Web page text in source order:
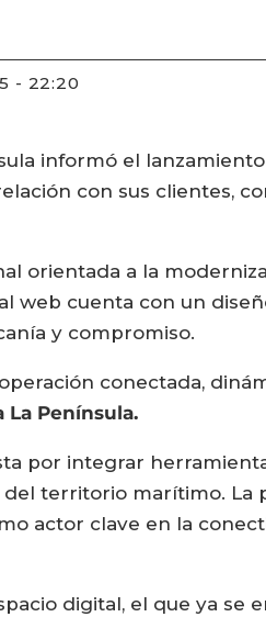
- 22:20
informó el
con sus clientes,
orientada a la
web cuenta con un
y compromiso.
conectada,
La Península.
por integrar
territorio marítimo. La
actor clave en la
digital, el que ya se